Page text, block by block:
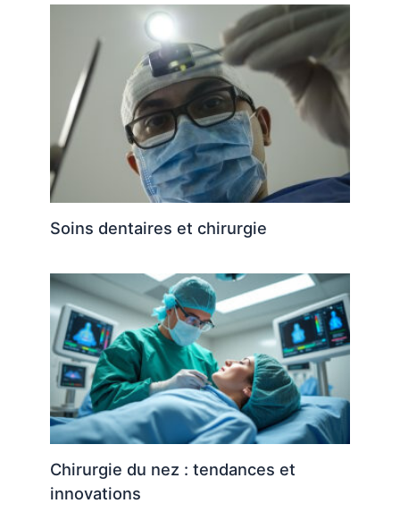
Soins dentaires et chirurgie
Chirurgie du nez : tendances et
innovations